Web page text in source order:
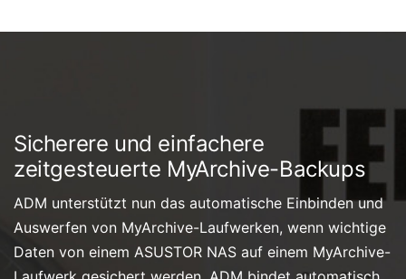
Sicherere und einfachere
zeitgesteuerte MyArchive-Backups
ADM unterstützt nun das automatische Einbinden und
Auswerfen von MyArchive-Laufwerken, wenn wichtige
Daten von einem ASUSTOR NAS auf einem MyArchive-